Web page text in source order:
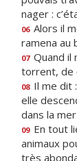
nager :
06 Alors il
ramena au
07 Quand il
torrent, de
08 Il me dit
elle
dans la
09 En tout
animaux
très